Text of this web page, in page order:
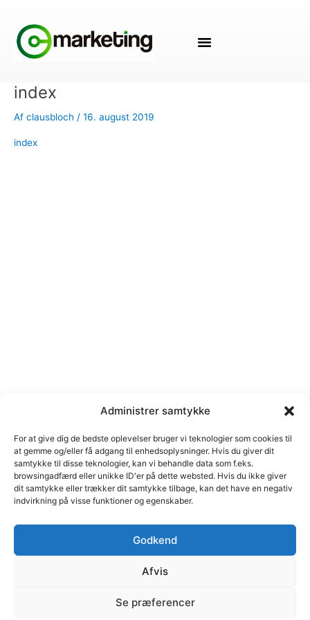
Administrer samtykke
For at give dig de bedste oplevelser bruger vi teknologier som cookies til
at gemme og/eller få adgang til enhedsoplysninger. Hvis du giver dit
samtykke til disse teknologier, kan vi behandle data som f.eks.
browsingadfærd eller unikke ID'er på dette websted. Hvis du ikke giver
dit samtykke eller trækker dit samtykke tilbage, kan det have en negativ
indvirkning på visse funktioner og egenskaber.
Godkend
Afvis
Se præferencer
indholdet
index
Af clausbloch / 16. august 2019
index
nr. 35111484 | E-mail: cb@cmarketing.dk | Telefon 51 59